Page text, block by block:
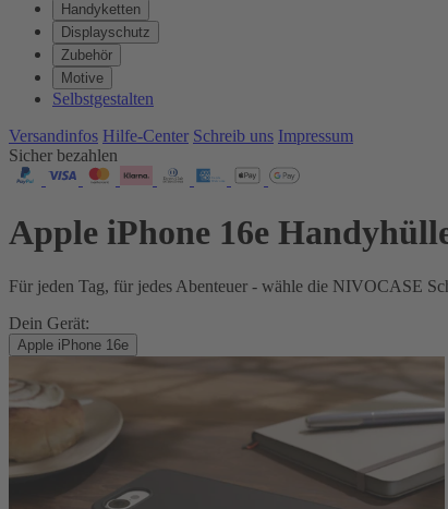
Handyketten
Displayschutz
Zubehör
Motive
Selbstgestalten
Versandinfos Hilfe-Center Schreib uns Impressum
Sicher bezahlen
Apple iPhone 16e
Für jeden Tag, für jedes Abenteuer - wähle die NIVOCASE
Dein Gerät:
Apple iPhone 16e